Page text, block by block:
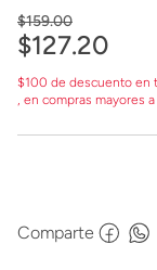
$159.00
$127.20
$100 de descuento en
, en compras mayores a
Comparte